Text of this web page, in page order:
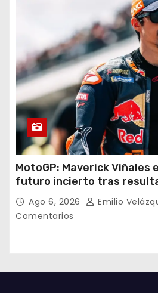
MotoGP: Maverick Viñales
futuro incierto tras
decepcionantes
Ago 6, 2026 Emilio
Comentarios